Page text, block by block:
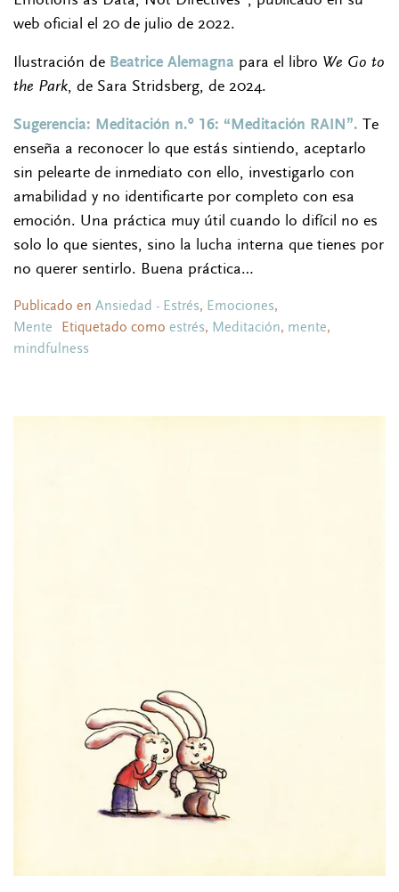
web oficial el 20 de julio de 2022.
Ilustración de Beatrice Alemagna para el libro We Go to
the Park, de Sara Stridsberg, de 2024.
Sugerencia: Meditación n.º 16: “Meditación RAIN”. Te
enseña a reconocer lo que estás sintiendo, aceptarlo
sin pelearte de inmediato con ello, investigarlo con
amabilidad y no identificarte por completo con esa
emoción. Una práctica muy útil cuando lo difícil no es
solo lo que sientes, sino la lucha interna que tienes por
no querer sentirlo. Buena práctica…
Publicado en Ansiedad - Estrés, Emociones,
Mente
Etiquetado como estrés, Meditación, mente,
mindfulness